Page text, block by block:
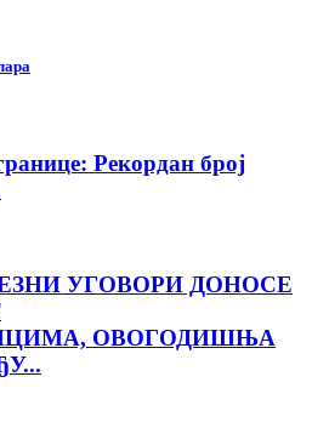
Рекордан број
УГОВОРИ ДОНОСЕ
ОВОГОДИШЊА